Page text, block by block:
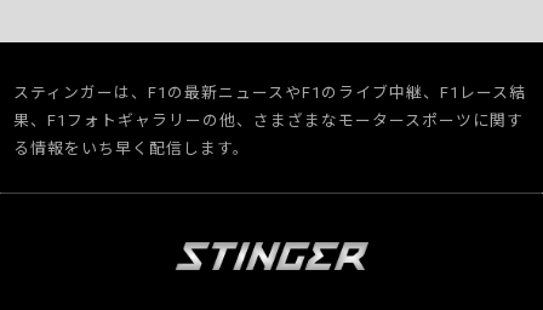
スティンガーは、F1の最新ニュースやF1のライブ中継、F1レース結
果、F1フォトギャラリーの他、さまざまなモータースポーツに関す
る情報をいち早く配信します。